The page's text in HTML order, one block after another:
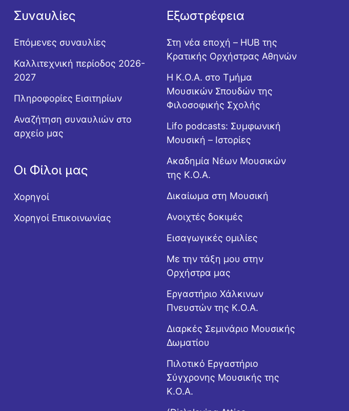
Συναυλίες
Επόμενες συναυλίες
Καλλιτεχνική περίοδος 2026-
2027
Πληροφορίες Εισιτηρίων
Αναζήτηση συναυλιών στο
αρχείο μας
Οι Φίλοι μας
Χορηγοί
Χορηγοί Επικοινωνίας
Εξωστρέφεια
Στη νέα εποχή – HUB της
Κρατικής Ορχήστρας Αθηνών
Η Κ.Ο.Α. στο Τμήμα
Μουσικών Σπουδών της
Φιλοσοφικής Σχολής
Lifo podcasts: Συμφωνική
Μουσική – Ιστορίες
Ακαδημία Νέων Μουσικών
της Κ.Ο.Α.
Δικαίωμα στη Μουσική
Ανοιχτές δοκιμές
Εισαγωγικές ομιλίες
Με την τάξη μου στην
Ορχήστρα μας
Εργαστήριo Χάλκινων
Πνευστών της Κ.Ο.Α.
Διαρκές Σεμινάριο Μουσικής
Δωματίου
Πιλοτικό Εργαστήριο
Σύγχρονης Μουσικής της
Κ.Ο.Α.